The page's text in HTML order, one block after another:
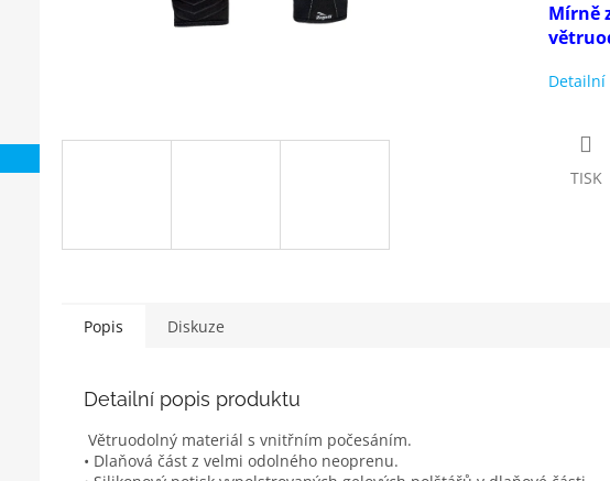
Mírně
TISK
Popis Diskuze
Detailní popis produktu
Větruodolný materiál s vnitřním počesáním.
• Dlaňová část z velmi odolného neoprenu.